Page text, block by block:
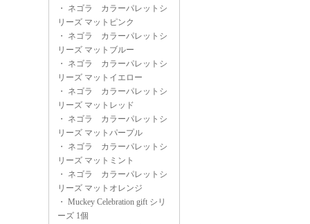
・ ネゴラ カラーパレットシ
リーズ マットピンク
・ ネゴラ カラーパレットシ
リーズ マットブルー
・ ネゴラ カラーパレットシ
リーズ マットイエロー
・ ネゴラ カラーパレットシ
リーズ マットレッド
・ ネゴラ カラーパレットシ
リーズ マットパープル
・ ネゴラ カラーパレットシ
リーズ マットミント
・ ネゴラ カラーパレットシ
リーズ マットオレンジ
・ Muckey Celebration gift シリ
ーズ 1個